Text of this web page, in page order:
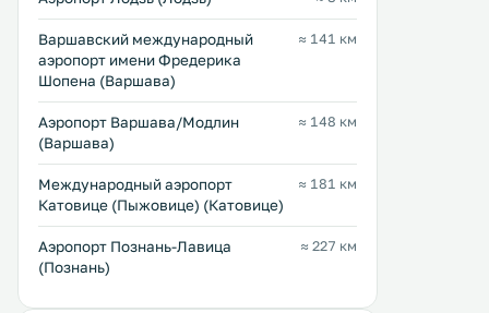
Варшавский международный
аэропорт имени Фредерика
Шопена (Варшава)
≈ 141 км
Аэропорт Варшава/Модлин
(Варшава)
≈ 148 км
Международный аэропорт
Катовице (Пыжовице) (Катовице)
≈ 181 км
Аэропорт Познань-Лавица
(Познань)
≈ 227 км